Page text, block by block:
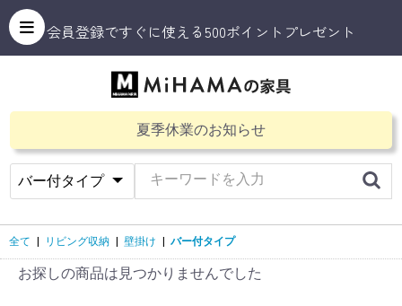
会員登録ですぐに使える500ポイントプレゼント
夏季休業のお知らせ
全て | リビング収納 | 壁掛け | バー付タイプ
お探しの商品は見つかりませんでした